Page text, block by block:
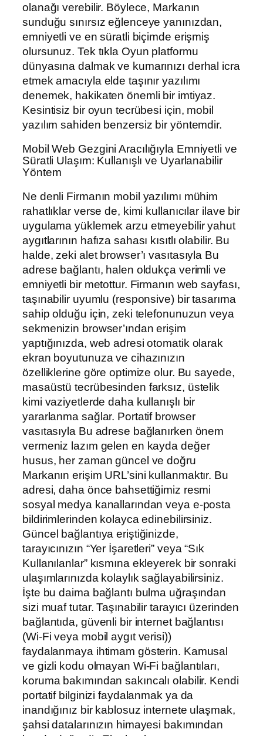
olanağı verebilir. Böylece, Markanın
sunduğu sınırsız eğlenceye yanınızdan,
emniyetli ve en süratli biçimde erişmiş
olursunuz. Tek tıkla Oyun platformu
dünyasına dalmak ve kumarınızı derhal icra
etmek amacıyla elde taşınır yazılımı
denemek, hakikaten önemli bir imtiyaz.
Kesintisiz bir oyun tecrübesi için, mobil
yazılım sahiden benzersiz bir yöntemdir.
Mobil Web Gezgini Aracılığıyla Emniyetli ve
Süratli Ulaşım: Kullanışlı ve Uyarlanabilir
Yöntem
Ne denli Firmanın mobil yazılımı mühim
rahatlıklar verse de, kimi kullanıcılar ilave bir
uygulama yüklemek arzu etmeyebilir yahut
aygıtlarının hafıza sahası kısıtlı olabilir. Bu
halde, zeki alet browser’ı vasıtasıyla Bu
adrese bağlantı, halen oldukça verimli ve
emniyetli bir metottur. Firmanın web sayfası,
taşınabilir uyumlu (responsive) bir tasarıma
sahip olduğu için, zeki telefonunuzun veya
sekmenizin browser’ından erişim
yaptığınızda, web adresi otomatik olarak
ekran boyutunuza ve cihazınızın
özelliklerine göre optimize olur. Bu sayede,
masaüstü tecrübesinden farksız, üstelik
kimi vaziyetlerde daha kullanışlı bir
yararlanma sağlar. Portatif browser
vasıtasıyla Bu adrese bağlanırken önem
vermeniz lazım gelen en kayda değer
husus, her zaman güncel ve doğru
Markanın erişim URL’sini kullanmaktır. Bu
adresi, daha önce bahsettiğimiz resmi
sosyal medya kanallarından veya e-posta
bildirimlerinden kolayca edinebilirsiniz.
Güncel bağlantıya eriştiğinizde,
tarayıcınızın “Yer İşaretleri” veya “Sık
Kullanılanlar” kısmına ekleyerek bir sonraki
ulaşımlarınızda kolaylık sağlayabilirsiniz.
İşte bu daima bağlantı bulma uğraşından
sizi muaf tutar. Taşınabilir tarayıcı üzerinden
bağlantıda, güvenli bir internet bağlantısı
(Wi-Fi veya mobil aygıt verisi))
faydalanmaya ihtimam gösterin. Kamusal
ve gizli kodu olmayan Wi-Fi bağlantıları,
koruma bakımından sakıncalı olabilir. Kendi
portatif bilginizi faydalanmak ya da
inandığınız bir kablosuz internete ulaşmak,
şahsi datalarınızın himayesi bakımından